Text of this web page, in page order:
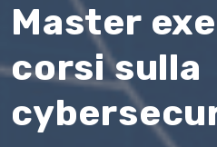
Master
corsi sulla